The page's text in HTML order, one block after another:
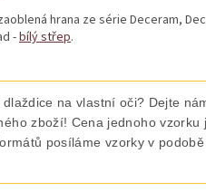
hrana ze série Deceram,
-bílý střep.
na vlastní oči? Dejte
zboží! Cena jednoho vzorku
posíláme vzorky v